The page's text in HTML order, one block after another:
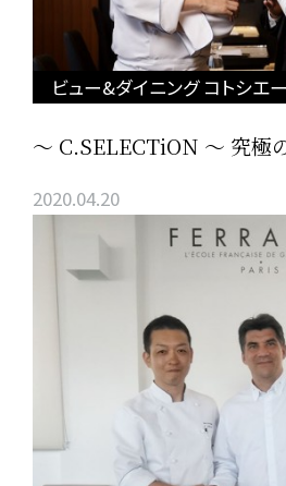
ビュー&ダイニング コトシエ
～
2020.04.20